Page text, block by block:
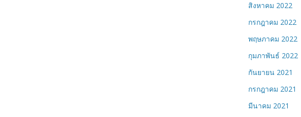
สิงหาคม 2022
กรกฎาคม 2022
พฤษภาคม 2022
กุมภาพันธ์ 2022
กันยายน 2021
กรกฎาคม 2021
มีนาคม 2021